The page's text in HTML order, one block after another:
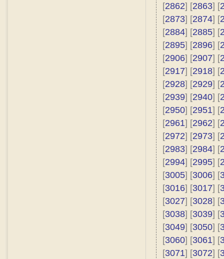
[2862] [2863] [
[2873] [2874] [
[2884] [2885] [
[2895] [2896] [
[2906] [2907] [
[2917] [2918] [
[2928] [2929] [
[2939] [2940] [
[2950] [2951] [
[2961] [2962] [
[2972] [2973] [
[2983] [2984] [
[2994] [2995] [
[3005] [3006] [
[3016] [3017] [
[3027] [3028] [
[3038] [3039] [
[3049] [3050] [
[3060] [3061] [
[3071] [3072] [